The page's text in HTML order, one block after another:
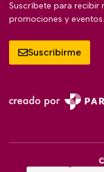
Suscríbete para recibir
promociones y eventos.
Suscribirme